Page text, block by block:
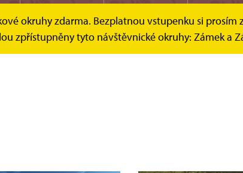
okruhy zdarma. Bezplatnou vstupenku si prosím
zpřístupněny tyto návštěvnické okruhy: Zámek a